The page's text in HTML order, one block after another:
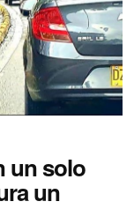
un solo
un